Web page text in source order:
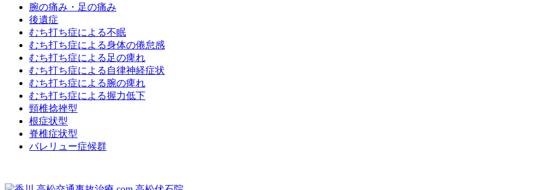
腕の痛み・足の痛み
後遺症
むち打ち症による不眠
むち打ち症による身体の倦怠感
むち打ち症による足の痺れ
むち打ち症による自律神経症状
むち打ち症による腕の痺れ
むち打ち症による握力低下
頸椎捻挫型
根症状型
脊椎症状型
バレリュー症候群